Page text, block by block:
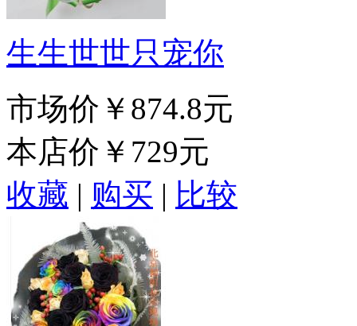
生生世世只宠你
市场价 ￥874.8元
本店价 ￥729元
收藏 | 购买 | 比较